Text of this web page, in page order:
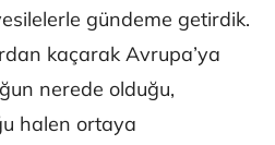
gündeme getirdik.
kaçarak Avrupa’ya
nerede olduğu,
halen ortaya